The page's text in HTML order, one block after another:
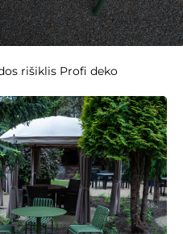
rišiklis Profi deko